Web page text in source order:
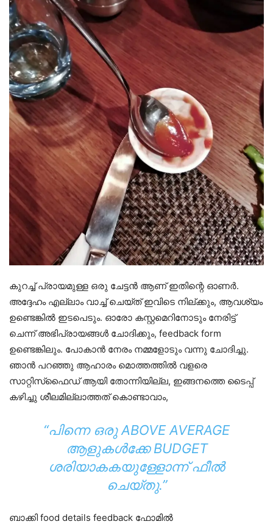
കുറച്ച് പ്രായമുള്ള ഒരു ചേട്ടൻ ആണ് ഇതിന്റെ ഓണർ.
അദ്ദേഹം എല്ലാം വാച്ച് ചെയ്ത് ഇവിടെ നില്ക്കും, ആവശ്യം
ഉണ്ടെങ്കിൽ ഇടപെടും. ഓരോ കസ്റ്റമെറിനോടും നേരിട്ട്
ചെന്ന് അഭിപ്രായങ്ങൾ ചോദിക്കും, feedback form
ഉണ്ടെങ്കിലും. പോകാൻ നേരം നമ്മളോടും വന്നു ചോദിച്ചു.
ഞാൻ പറഞ്ഞു ആഹാരം മൊത്തത്തിൽ വളരെ
സാറ്റിസ്‌ഫൈഡ് ആയി തോന്നിയില്ല, ഇങ്ങനത്തെ ടൈപ്പ്
കഴിച്ചു ശീലമില്ലാത്തത് കൊണ്ടാവാം,
“പിന്നെ ഒരു ABOVE AVERAGE
ആളുകൾക്കേ BUDGET
ശരിയാകകയുള്ളോന്ന് ഫീൽ
ചെയ്‌തു.”
ബാക്കി food details feedback ഫോമിൽ